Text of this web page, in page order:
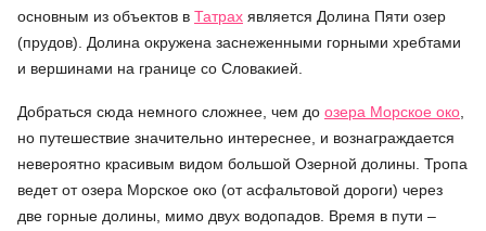
основным из объектов в Татрах является Долина Пяти озер
(прудов). Долина окружена заснеженными горными хребтами
и вершинами на границе со Словакией.
Добраться сюда немного сложнее, чем до озера Морское око
но путешествие значительно интереснее, и вознаграждается
невероятно красивым видом большой Озерной долины. Тропа
ведет от озера Морское око (от асфальтовой дороги) через
две горные долины, мимо двух водопадов. Время в пути –